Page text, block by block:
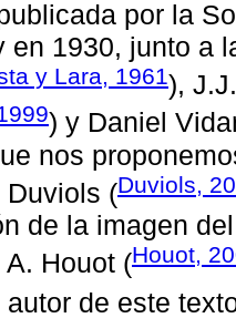
por la
en 1930, junto a
y Lara, 1961),
) y Daniel
nos
Duviols (Duviols,
de la imagen
Houot (Houot,
de este